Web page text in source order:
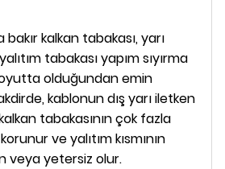
kalkan tabakası, yarı
tabakası yapım sıyırma
olduğundan emin
kablonun dış yarı iletken
tabakasının çok fazla
ve yalıtım kısmının
veya yetersiz olur.